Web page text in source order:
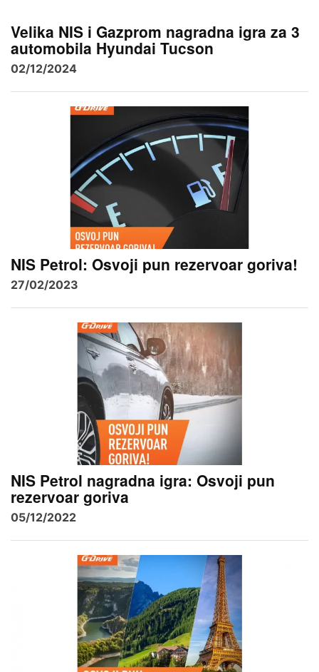
Velika NIS i Gazprom nagradna igra za 3
automobila Hyundai Tucson
02/12/2024
NIS Petrol: Osvoji pun rezervoar goriva!
27/02/2023
NIS Petrol nagradna igra: Osvoji pun
rezervoar goriva
05/12/2022